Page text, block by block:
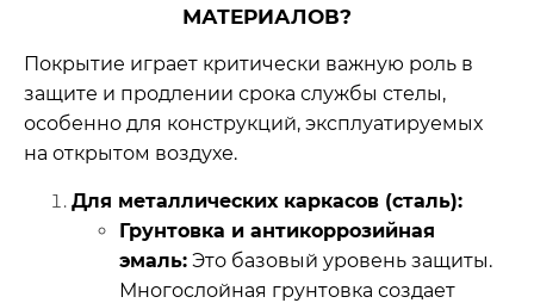
МАТЕРИАЛОВ?
Покрытие играет критически важную роль в
защите и продлении срока службы стелы,
особенно для конструкций, эксплуатируемых
на открытом воздухе.
Для металлических каркасов (сталь):
Грунтовка и антикоррозийная
эмаль: Это базовый уровень защиты.
Многослойная грунтовка создает